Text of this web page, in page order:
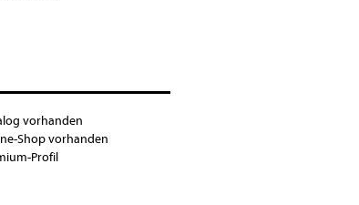
vorhanden
Shop vorhanden
Profil